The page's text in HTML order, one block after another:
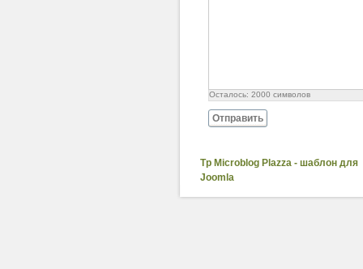
Осталось: 2000 символов
Отправить
Tp Microblog Plazza - шаблон для
Joomla